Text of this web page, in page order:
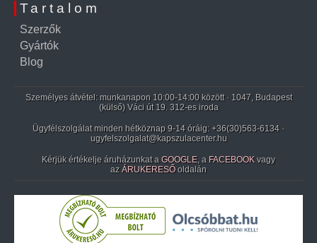
Tartalom
Szerzők
Gyártók
Blog
Személyes átvétel: munkanapon 10:00-14:00 között · 1047, Budapest
(külső) Váci út 19. 312-es iroda
Ügyfélszolgálat minden hétköznap 9-14 óráig: +36(30)563-6134 ·
ugyfelszolgalat@kapszulacenter.hu
Kérjük értékelje áruházunkat a GOOGLE, a FACEBOOK vagy
az ÁRUKERESŐ oldalán